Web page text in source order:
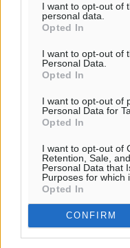
I want to opt-out of
personal data.
Opted In
I want to opt-out of
Personal Data.
Opted In
I want to opt-out of
Personal Data for
Opted In
I want to opt-out of
Retention, Sale,
Personal Data that
Purposes for which
Opted In
CONFIRM
εθνικές εκλογές του
πρωτοκαθεδρία και να
ψηφοφόρους οι
σταθερότητα της
δεν έχουν κυβερνήσει».
Πηγή:parapolitika.gr
#Δημοσκοπήσεις
Δείτε περισσότερα